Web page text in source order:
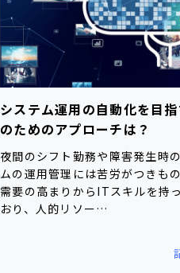
システム運用の自動化を目
のためのアプローチは？
夜間のシフト勤務や障害発生時
ムの運用管理には苦労がつきも
需要の高まりからITスキルを持
おり、人的リソー…